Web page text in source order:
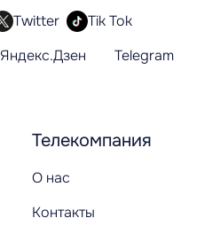
Телекомпания
О нас
Контакты
Twitter
Tik Tok
Яндекс.Дзен
Telegram